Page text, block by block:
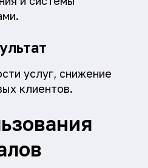
услуг, снижение
клиентов.